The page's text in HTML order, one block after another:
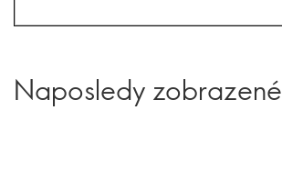
Naposledy zobrazené